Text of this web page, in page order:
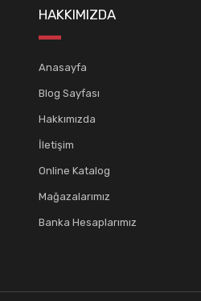
HAKKIMIZDA
Anasayfa
Blog Sayfası
Hakkımızda
İletişim
Online Katalog
Mağazalarımız
Banka Hesaplarımız